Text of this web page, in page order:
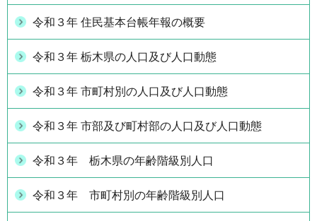
令和３年 住民基本台帳年報の概要
令和３年 栃木県の人口及び人口動態
令和３年 市町村別の人口及び人口動態
令和３年 市部及び町村部の人口及び人口動態
令和３年 栃木県の年齢階級別人口
令和３年 市町村別の年齢階級別人口